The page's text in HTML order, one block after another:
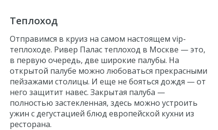
Теплоход
Отправимся в круиз на самом настоящем vip-
теплоходе. Ривер Палас теплоход в Москве — это,
в первую очередь, две широкие палубы. На
открытой палубе можно любоваться прекрасными
пейзажами столицы. И еще не бояться дождя — от
него защитит навес. Закрытая палуба —
полностью застекленная, здесь можно устроить
ужин с дегустацией блюд европейской кухни из
ресторана.